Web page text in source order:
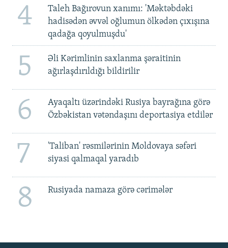
4
Taleh Bağırovun xanımı: 'Məktəbdəki
hadisədən əvvəl oğlumun ölkədən çıxışına
qadağa qoyulmuşdu'
5
Əli Kərimlinin saxlanma şəraitinin
ağırlaşdırıldığı bildirilir
6
Ayaqaltı üzərindəki Rusiya bayrağına görə
Özbəkistan vətəndaşını deportasiya etdilər
7
'Taliban' rəsmilərinin Moldovaya səfəri
siyasi qalmaqal yaradıb
8 Rusiyada namaza görə cərimələr